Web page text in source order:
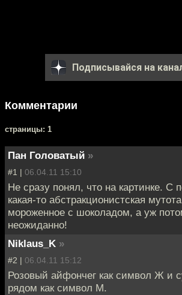
Подписывайся на
Комментарии
cтраницы: 1
Пан Головатый »
#1 | 06.04.11 15:10
Не сразу понял, что на картинке. С
какая-то абстракционистская
мороженное с шоколадом, а уж
неожиданно!
Niklaus_K »
#2 | 06.04.11 15:12
Розовый айфончег как символ Ж и
рядом как символ М.